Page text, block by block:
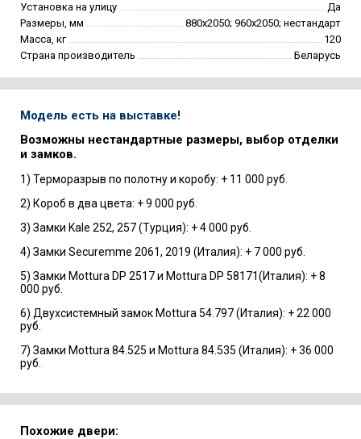
Установка на улицу
Да
Размеры, мм
880х2050; 960х2050; нестандарт
Масса, кг
120
Страна производитель
Беларусь
Модель есть на выставке!
Возможны нестандартные размеры, выбор отделки
и замков.
1) Терморазрыв по полотну и коробу: + 11 000 руб.
2) Короб в два цвета: + 9 000 руб.
3) Замки Kale 252, 257 (Турция): + 4 000 руб.
4) Замки Securemme 2061, 2019 (Италия): + 7 000 руб.
5) Замки Mottura DP 2517 и Mottura DP 58171(Италия): + 8
000 руб.
6) Двухсистемный замок Mottura 54.797 (Италия): + 22 000
руб.
7) Замки Mottura 84.525 и Mottura 84.535 (Италия): + 36 000
руб.
Похожие двери: